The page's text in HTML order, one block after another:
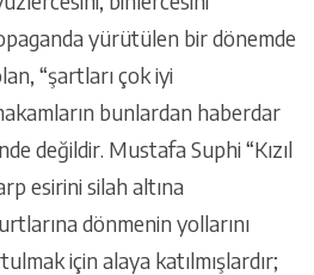
yürütülen bir dönemde
“şartları çok iyi
bunlardan haberdar
değildir. Mustafa Suphi “Kızıl
esirini silah altına
dönmenin yollarını
için alaya katılmışlardır;